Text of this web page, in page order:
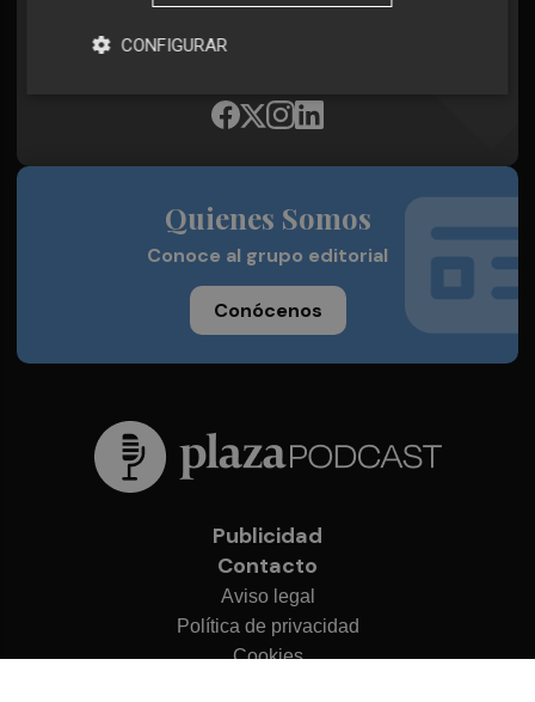
Síguenos en redes
Plaza Podcast, desde cualquier medio
Quienes Somos
Conoce al grupo editorial
Conócenos
Publicidad
Contacto
Aviso legal
Política de privacidad
Cookies
CONFIGURAR